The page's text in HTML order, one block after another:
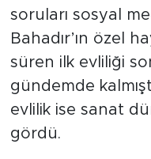
soruları sosyal
Bahadır’ın özel
süren ilk evliliği
gündemde
evlilik ise sanat
gördü.